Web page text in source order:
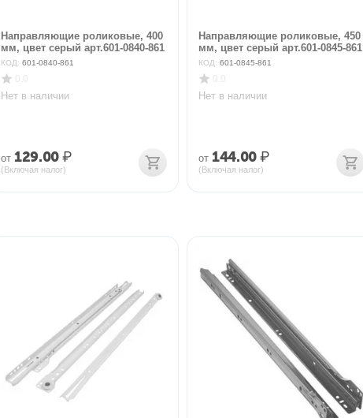
Направляющие роликовые, 400
мм, цвет серый арт.601-0840-861
КОД: 601-0840-861
Нет в наличии
от 129.00₽
(Включая налог)
Направляющие роликовые, 450
мм, цвет серый арт.601-0845-861
КОД: 601-0845-861
Нет в наличии
от 144.00₽
(Включая налог)